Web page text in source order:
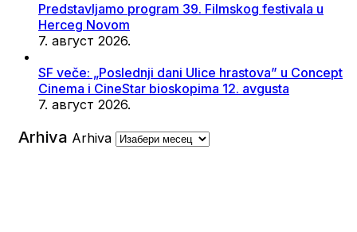
Predstavljamo program 39. Filmskog festivala u
Herceg Novom
7. август 2026.
SF veče: „Poslednji dani Ulice hrastova” u Concept
Cinema i CineStar bioskopima 12. avgusta
7. август 2026.
Arhiva Arhiva